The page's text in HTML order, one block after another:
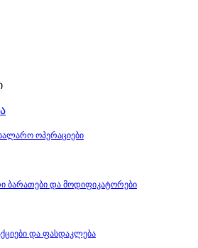
ოპერაციები
ბარათები და მოდიფიკატორები
და ფასდაკლება